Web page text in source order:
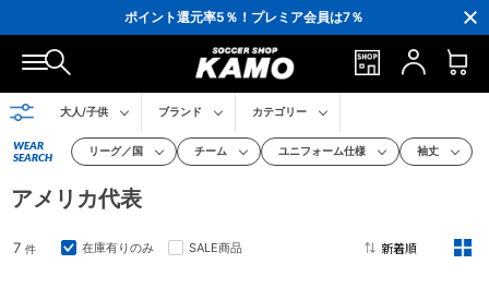
ポイント還元率5％！プレミア会員は7％
会員の方にはお誕生月に「10％OFFクーポン」プレゼント！
16,000円(税込)以上でシューズケースプレゼント！
3,300円(税込)以上で送料無料！
大人/子供 ブランド カテゴリー
WEAR
SEARCH
リーグ／国 チーム ユニフォーム仕様 袖丈
アメリカ代表
7 件 在庫有りのみ SALE商品